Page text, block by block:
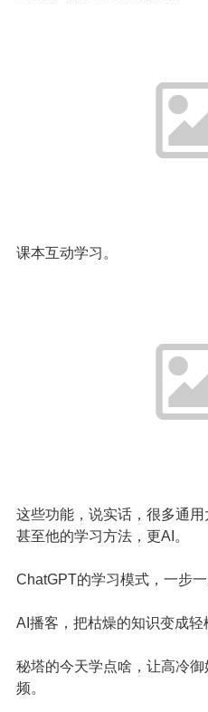
课本互动学习。
这些功能，说实话，很多通用
甚至他的学习方法，更AI。
ChatGPT的学习模式，一步一
AI播客，把枯燥的知识变成轻
秘塔的今天学点啥，让高冷
频。